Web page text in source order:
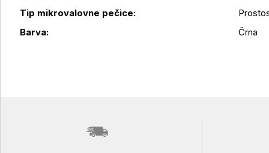
Tip mikrovalovne pečice:
Barva:
Črna